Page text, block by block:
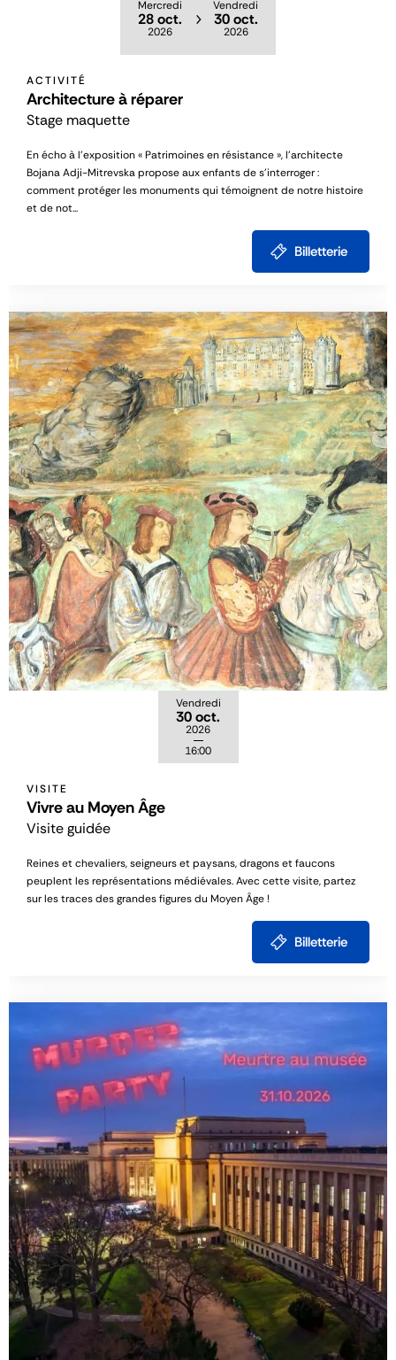
Mercredi
28 oct.
2026
Vendredi
30 oct.
2026
ACTIVITÉ
Architecture à réparer
Stage maquette
En écho à l’exposition « Patrimoines en résistance », l’architecte
Bojana Adji-Mitrevska propose aux enfants de s’interroger :
comment protéger les monuments qui témoignent de notre histoire
et de not...
Billetterie
Vendredi
30 oct.
2026
16:00
VISITE
Vivre au Moyen Âge
Visite guidée
Reines et chevaliers, seigneurs et paysans, dragons et faucons
peuplent les représentations médiévales. Avec cette visite, partez
sur les traces des grandes figures du Moyen Âge !
Billetterie